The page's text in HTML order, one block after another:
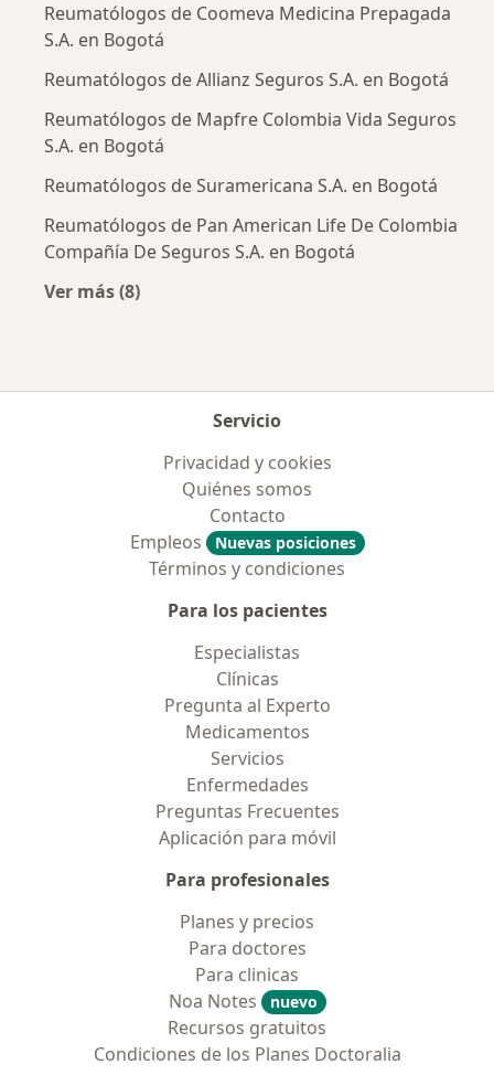
Reumatólogos de Coomeva Medicina Prepagada
S.A. en Bogotá
Reumatólogos de Allianz Seguros S.A. en Bogotá
Reumatólogos de Mapfre Colombia Vida Seguros
S.A. en Bogotá
Reumatólogos de Suramericana S.A. en Bogotá
Reumatólogos de Pan American Life De Colombia
Compañía De Seguros S.A. en Bogotá
Ver más (8)
Servicio
Privacidad y cookies
Quiénes somos
Contacto
Empleos
Nuevas posiciones
Términos y condiciones
Para los pacientes
Especialistas
Clínicas
Pregunta al Experto
Medicamentos
Servicios
Enfermedades
Preguntas Frecuentes
Aplicación para móvil
Para profesionales
Planes y precios
Para doctores
Para clinicas
Noa Notes
nuevo
Recursos gratuitos
Condiciones de los Planes Doctoralia